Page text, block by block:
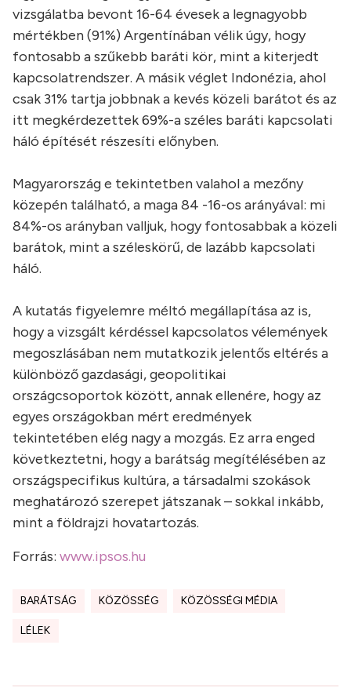
vizsgálatba bevont 16-64 évesek a legnagyobb
mértékben (91%) Argentínában vélik úgy, hogy
fontosabb a szűkebb baráti kör, mint a kiterjedt
kapcsolatrendszer. A másik véglet Indonézia, ahol
csak 31% tartja jobbnak a kevés közeli barátot és az
itt megkérdezettek 69%-a széles baráti kapcsolati
háló építését részesíti előnyben.
Magyarország e tekintetben valahol a mezőny
közepén található, a maga 84 -16-os arányával: mi
84%-os arányban valljuk, hogy fontosabbak a közeli
barátok, mint a széleskörű, de lazább kapcsolati
háló.
A kutatás figyelemre méltó megállapítása az is,
hogy a vizsgált kérdéssel kapcsolatos vélemények
megoszlásában nem mutatkozik jelentős eltérés a
különböző gazdasági, geopolitikai
országcsoportok között, annak ellenére, hogy az
egyes országokban mért eredmények
tekintetében elég nagy a mozgás. Ez arra enged
következtetni, hogy a barátság megítélésében az
országspecifikus kultúra, a társadalmi szokások
meghatározó szerepet játszanak – sokkal inkább,
mint a földrajzi hovatartozás.
Forrás: www.ipsos.hu
BARÁTSÁG KÖZÖSSÉG KÖZÖSSÉGI MÉDIA
LÉLEK